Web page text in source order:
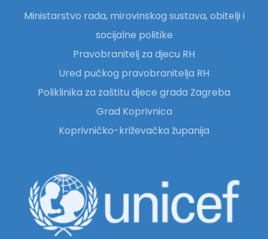
Ministarstvo rada, mirovinskog sustava, obitelji i
socijalne politike
Pravobranitelj za djecu RH
Ured pučkog pravobranitelja RH
Poliklinika za zaštitu djece grada Zagreba
Grad Koprivnica
Koprivničko-križevačka županija